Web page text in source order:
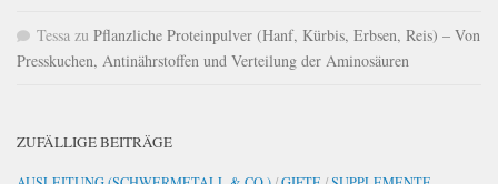
Tessa zu Pflanzliche Proteinpulver (Hanf, Kürbis, Erbsen, Reis) – Von
Presskuchen, Antinährstoffen und Verteilung der Aminosäuren
ZUFÄLLIGE BEITRÄGE